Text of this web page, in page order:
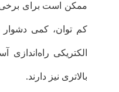
ممکن است برای برخی
کم توان، کمی دشوار
الکتریکی راه‌اندازی
بالاتری نیز دارند.